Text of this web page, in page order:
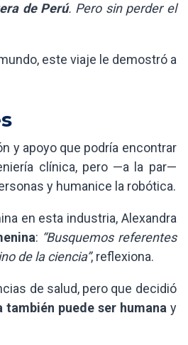
de Perú. Pero sin perder el
este viaje le demostró a
y apoyo que podría encontrar
clínica, pero —a la par—
y humanice la robótica.
en esta industria, Alexandra
: “Busquemos referentes
de la ciencia”, reflexiona.
de salud, pero que decidió
también puede ser humanay